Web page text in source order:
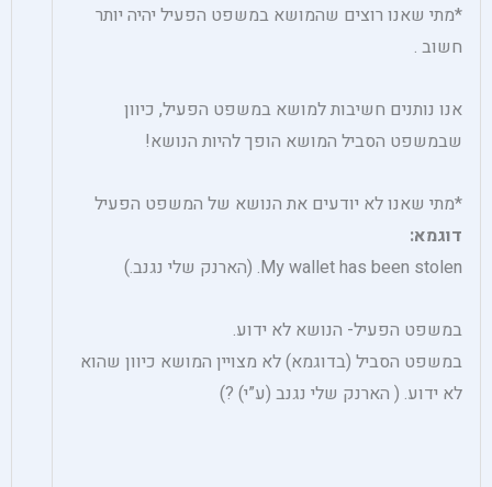
*מתי שאנו רוצים שהמושא במשפט הפעיל יהיה יותר
חשוב .
אנו נותנים חשיבות למושא במשפט הפעיל, כיוון
שבמשפט הסביל המושא הופך להיות הנושא!
*מתי שאנו לא יודעים את הנושא של המשפט הפעיל
דוגמא:
My wallet has been stolen. (הארנק שלי נגנב.)
במשפט הפעיל- הנושא לא ידוע.
במשפט הסביל (בדוגמא) לא מצויין המושא כיוון שהוא
לא ידוע. ( הארנק שלי נגנב (ע”י) ?)